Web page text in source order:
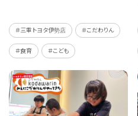
＃三重トヨタ伊勢店 ＃こだわりん
＃食育 ＃こども